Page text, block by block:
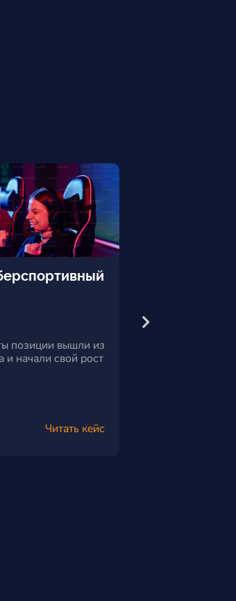
позиции вышли из
и начали свой рост
Читать кейс
#SEO #Я.Директ